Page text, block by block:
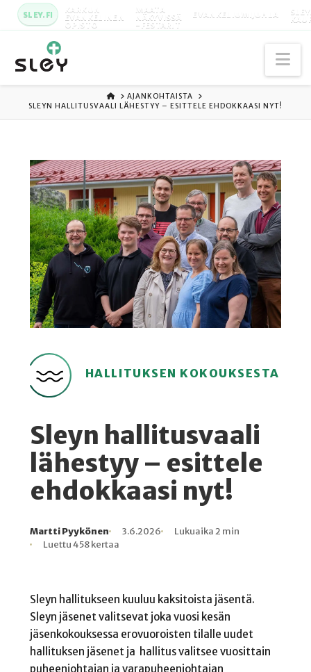
SLEY.FI KARKUN
EVANKELINEN
OPISTO
MAATA
NÄKYVISSÄ
-FESTARIT
EVANKELIUMIJUHLA
ETUSIVU
AJANKOHTAISTA
SLEYN HALLITUSVAALI LÄHESTYY – ESITTELE EHDOKKAASI NYT!
HALLITUKSEN KOKOUKSESTA
Sleyn hallitusvaali
lähestyy – esittele
ehdokkaasi nyt!
Kirjoittaja
Martti Pyykönen
Julkaistu
3.6.2026
Lukuaika
Lukuaika 2 min
Lukukertoja
Luettu 458 kertaa
Sleyn hallitukseen kuuluu kaksitoista jäsentä.
Sleyn jäsenet valitsevat joka vuosi kesän
jäsenkokouksessa erovuoroisten tilalle uudet
hallituksen jäsenet ja hallitus valitsee vuosittain
puheenjohtajan ja varapuheenjohtajan